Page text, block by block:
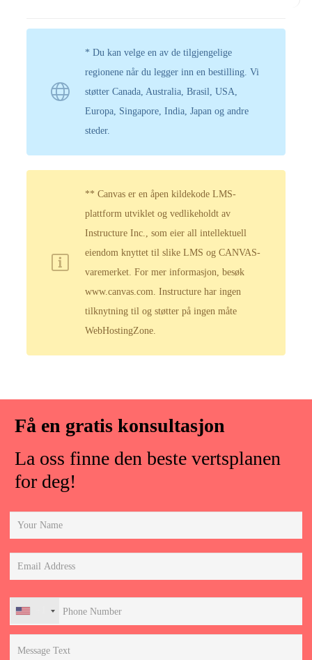
* Du kan velge en av de tilgjengelige
regionene når du legger inn en bestilling. Vi
støtter Canada, Australia, Brasil, USA,
Europa, Singapore, India, Japan og andre
steder.
** Canvas er en åpen kildekode LMS-
plattform utviklet og vedlikeholdt av
Instructure Inc., som eier all intellektuell
eiendom knyttet til slike LMS og CANVAS-
varemerket. For mer informasjon, besøk
www.canvas.com. Instructure har ingen
tilknytning til og støtter på ingen måte
WebHostingZone.
Få en gratis konsultasjon
La oss finne den beste vertsplanen
for deg!